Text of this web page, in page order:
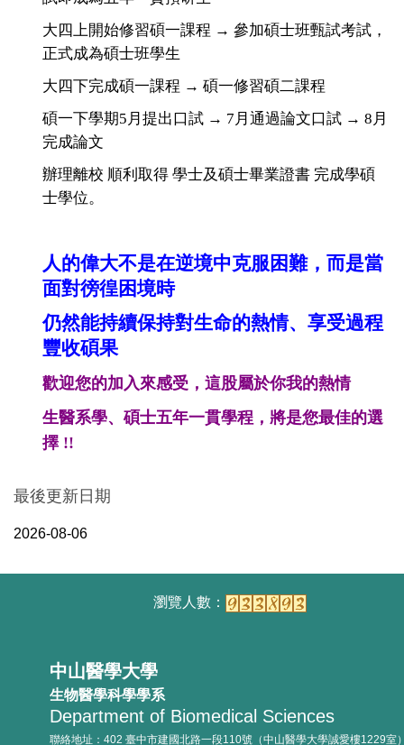
大四上開始修習碩一課程 → 參加碩士班甄試考試，
正式成為碩士班學生
大四下完成碩一課程 → 碩一修習碩二課程
碩一下學期5 月提出口試 → 7 月通過論文口試 →8 月
完成論文
辦理離校 順利取得 學士及碩士畢業證書 完成學碩
士學位。
人的偉大不是在逆境中克服困難，而是當
面對徬徨困境時
仍然能持續保持對生命的熱情、享受過程
豐收碩果
歡迎您的加入來感受，這股屬於你我的熱情
生醫系學、碩士五年一貫學程，將是您最佳的選
擇 !!
最後更新日期
2026-08-06
中山醫學大學
生物醫學科學學系
Department of Biomedical Sciences
聯絡地址：402 臺中市建國北路一段110號（中山醫學大學誠愛樓1229室